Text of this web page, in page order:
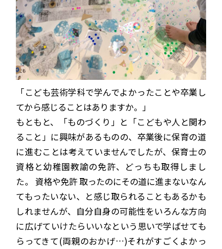
「こども芸術学科で学んでよかったことや卒業し
てから感じることはありますか。」
もともと、「ものづくり」と「こどもや人と関わ
ること」に興味があるものの、卒業後に保育の道
に進むことは考えていませんでしたが、保育士の
資格と幼稚園教諭の免許、どっちも取得しまし
た。 資格や免許 取ったのにその道に進まないなん
てもったいない、と感じ取られることもあるかも
しれませんが、自分自身の可能性をいろんな方向
に広げていけたらいいなという思いで学ばせても
らってきて(両親のおかげ…)それがすごくよかっ